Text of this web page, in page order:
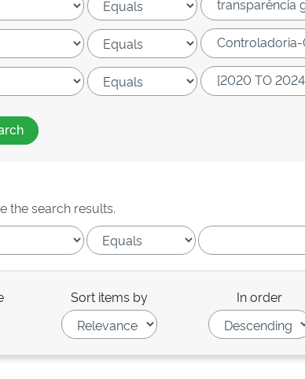
the search results.
Sort items by In order